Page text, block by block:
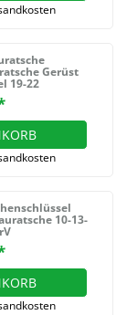
Gerüst
19-22
10-13-